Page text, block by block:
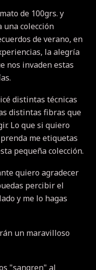
de 100grs. y
una colección
de verano, en
la alegría
nos invaden estas
distintas técnicas
distintas fibras que
Lo que si quiero
me etiquetas
pequeña colección.
quiero agradecer
percibir el
y me lo hagas
un maravilloso
"sangren" al